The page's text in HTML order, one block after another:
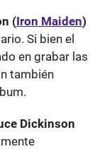
(Iron Maiden)
Si bien el
en grabar las
también
Dickinson